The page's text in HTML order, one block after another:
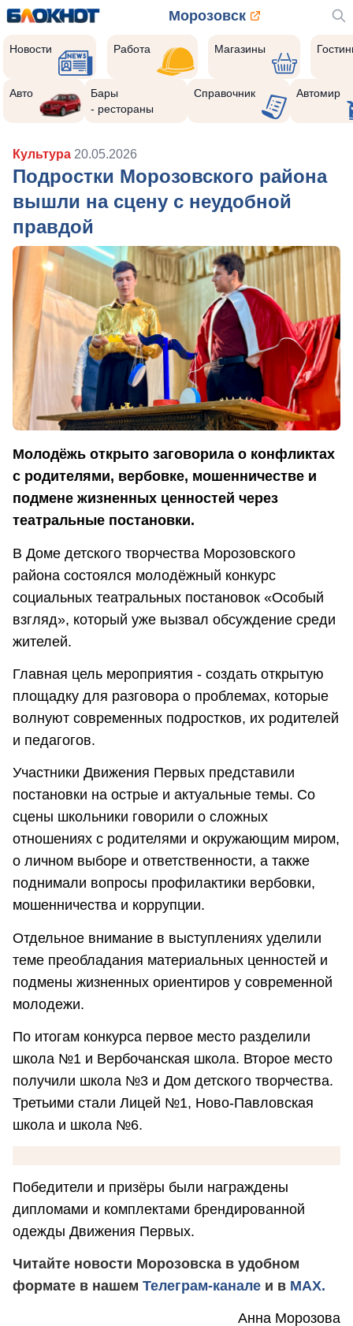
Морозовск
Новости Работа Магазины
Авто
Бары
- рестораны
Справочник Автомир
Культура 20.05.2026
Подростки Морозовского района
вышли на сцену с неудобной
правдой
Молодёжь открыто заговорила о конфликтах
с родителями, вербовке, мошенничестве и
подмене жизненных ценностей через
театральные постановки.
В Доме детского творчества Морозовского
района состоялся молодёжный конкурс
социальных театральных постановок «Особый
взгляд», который уже вызвал обсуждение среди
жителей.
Главная цель мероприятия - создать открытую
площадку для разговора о проблемах, которые
волнуют современных подростков, их родителей
и педагогов.
Участники Движения Первых представили
постановки на острые и актуальные темы. Со
сцены школьники говорили о сложных
отношениях с родителями и окружающим миром,
о личном выборе и ответственности, а также
поднимали вопросы профилактики вербовки,
мошенничества и коррупции.
Отдельное внимание в выступлениях уделили
теме преобладания материальных ценностей и
подмены жизненных ориентиров у современной
молодежи.
По итогам конкурса первое место разделили
школа №1 и Вербочанская школа. Второе место
получили школа №3 и Дом детского творчества.
Третьими стали Лицей №1, Ново-Павловская
школа и школа №6.
Победители и призёры были награждены
дипломами и комплектами брендированной
одежды Движения Первых.
Читайте новости Морозовска в удобном
формате в нашем Телеграм-канале и в MAX.
Анна Морозова